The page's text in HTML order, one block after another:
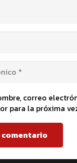
correo
para la próxima